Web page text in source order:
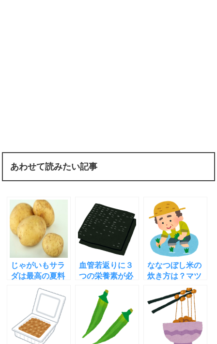
あわせて読みたい記事
じゃがいもサラ
ダは最高の夏料
理？熱中症夏バ
テ肌荒れに効く
血管若返りに３
つの栄養素が必
を含む食べ物
は？
ななつぼし米の
炊き方は？マツ
コが救った北海
道の米を食べた
い